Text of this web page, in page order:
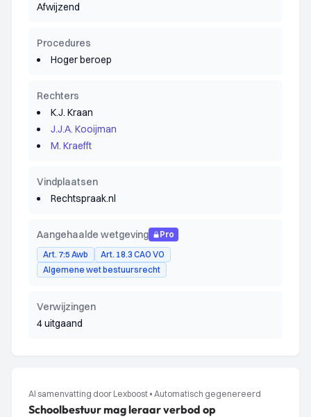
Afwijzend
Procedures
Hoger beroep
Rechters
K.J. Kraan
J.J.A. Kooijman
M. Kraefft
Vindplaatsen
Rechtspraak.nl
Aangehaalde wetgeving
Pro
Art. 7:5 Awb
Art. 18.3 CAO VO
Algemene wet bestuursrecht
Verwijzingen
4 uitgaand
AI samenvatting door Lexboost • Automatisch gegenereerd
Schoolbestuur mag leraar verbod op